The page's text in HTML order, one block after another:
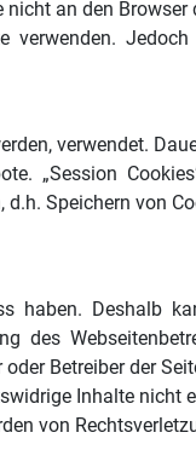
an den
verwenden.
verwendet.
„Session
Speichern von
haben. Deshalb
des
Betreiber der
Inhalte nicht
von